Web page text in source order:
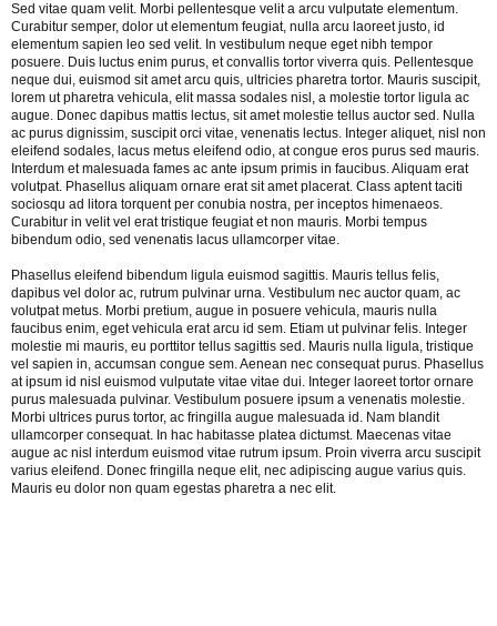
Sed vitae quam velit. Morbi pellentesque velit a arcu vulputate elementum.
Curabitur semper, dolor ut elementum feugiat, nulla arcu laoreet justo, id
elementum sapien leo sed velit. In vestibulum neque eget nibh tempor
posuere. Duis luctus enim purus, et convallis tortor viverra quis. Pellentesque
neque dui, euismod sit amet arcu quis, ultricies pharetra tortor. Mauris suscipit,
lorem ut pharetra vehicula, elit massa sodales nisl, a molestie tortor ligula ac
augue. Donec dapibus mattis lectus, sit amet molestie tellus auctor sed. Nulla
ac purus dignissim, suscipit orci vitae, venenatis lectus. Integer aliquet, nisl non
eleifend sodales, lacus metus eleifend odio, at congue eros purus sed mauris.
Interdum et malesuada fames ac ante ipsum primis in faucibus. Aliquam erat
volutpat. Phasellus aliquam ornare erat sit amet placerat. Class aptent taciti
sociosqu ad litora torquent per conubia nostra, per inceptos himenaeos.
Curabitur in velit vel erat tristique feugiat et non mauris. Morbi tempus
bibendum odio, sed venenatis lacus ullamcorper vitae.
Phasellus eleifend bibendum ligula euismod sagittis. Mauris tellus felis,
dapibus vel dolor ac, rutrum pulvinar urna. Vestibulum nec auctor quam, ac
volutpat metus. Morbi pretium, augue in posuere vehicula, mauris nulla
faucibus enim, eget vehicula erat arcu id sem. Etiam ut pulvinar felis. Integer
molestie mi mauris, eu porttitor tellus sagittis sed. Mauris nulla ligula, tristique
vel sapien in, accumsan congue sem. Aenean nec consequat purus. Phasellus
at ipsum id nisl euismod vulputate vitae vitae dui. Integer laoreet tortor ornare
purus malesuada pulvinar. Vestibulum posuere ipsum a venenatis molestie.
Morbi ultrices purus tortor, ac fringilla augue malesuada id. Nam blandit
ullamcorper consequat. In hac habitasse platea dictumst. Maecenas vitae
augue ac nisl interdum euismod vitae rutrum ipsum. Proin viverra arcu suscipit
varius eleifend. Donec fringilla neque elit, nec adipiscing augue varius quis.
Mauris eu dolor non quam egestas pharetra a nec elit.